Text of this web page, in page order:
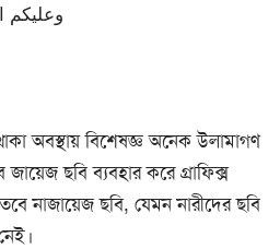
وعليكم
অবস্থায় বিশেষজ্ঞ অনেক উলামাগণ
ছবি ব্যবহার করে গ্রাফিক্স
নাজায়েজ ছবি, যেমন নারীদের ছবি